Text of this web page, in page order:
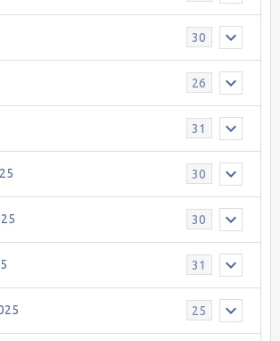
30
26
31
30
30
31
25